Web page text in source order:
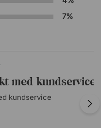
7%
med kundservice
kundservice